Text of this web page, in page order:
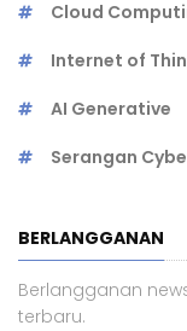
Cloud
Internet of
AI Generative
Serangan
BERLANGGANAN
Berlangganan
terbaru.